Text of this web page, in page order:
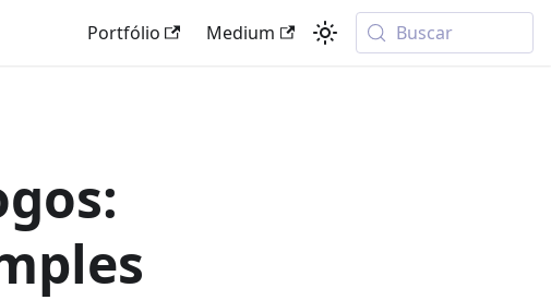
Portfólio Medium Buscar